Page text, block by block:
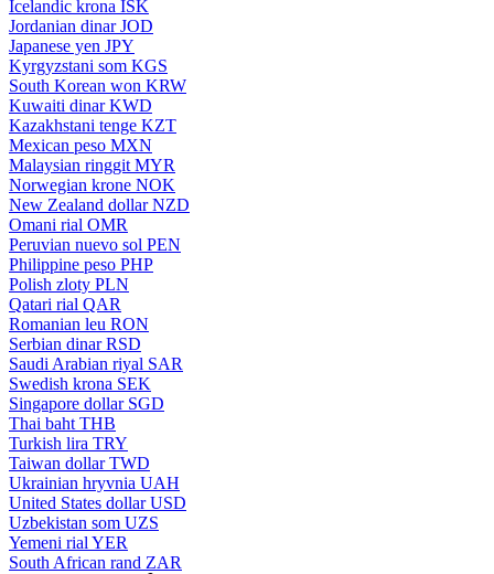
Icelandic krona ISK
Jordanian dinar JOD
Japanese yen JPY
Kyrgyzstani som KGS
South Korean won KRW
Kuwaiti dinar KWD
Kazakhstani tenge KZT
Mexican peso MXN
Malaysian ringgit MYR
Norwegian krone NOK
New Zealand dollar NZD
Omani rial OMR
Peruvian nuevo sol PEN
Philippine peso PHP
Polish zloty PLN
Qatari rial QAR
Romanian leu RON
Serbian dinar RSD
Saudi Arabian riyal SAR
Swedish krona SEK
Singapore dollar SGD
Thai baht THB
Turkish lira TRY
Taiwan dollar TWD
Ukrainian hryvnia UAH
United States dollar USD
Uzbekistan som UZS
Yemeni rial YER
South African rand ZAR